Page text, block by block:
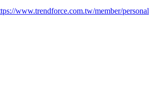
www.trendforce.com.tw/member/personal